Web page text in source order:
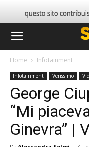
Home Infotainment
Infotainment Verissimo
George
“Mi
Ginevra” |